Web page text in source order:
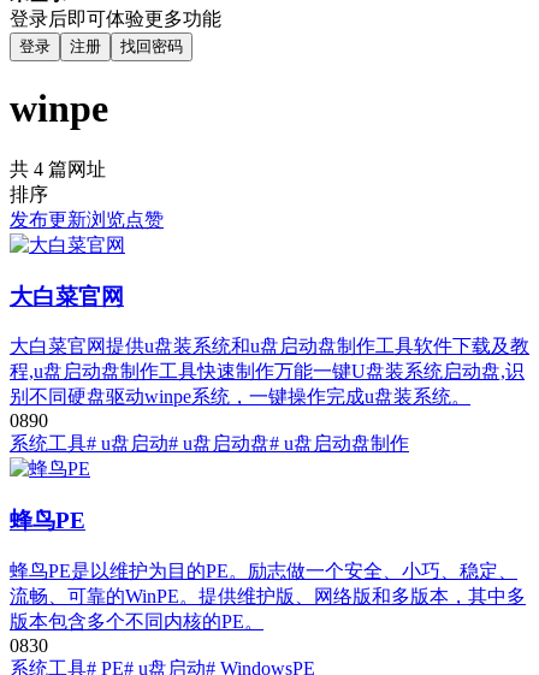
登录后即可体验更多功能
登录 注册 找回密码
winpe
共 4 篇网址
排序
发布更新浏览点赞
大白菜官网
大白菜官网提供u盘装系统和u盘启动盘制作工具软件下载及教
程,u盘启动盘制作工具快速制作万能一键U盘装系统启动盘,识
别不同硬盘驱动winpe系统，一键操作完成u盘装系统。
0890
系统工具# u盘启动# u盘启动盘# u盘启动盘制作
蜂鸟PE
蜂鸟PE是以维护为目的PE。励志做一个安全、小巧、稳定、
流畅、可靠的WinPE。提供维护版、网络版和多版本，其中多
版本包含多个不同内核的PE。
0830
系统工具# PE# u盘启动# WindowsPE